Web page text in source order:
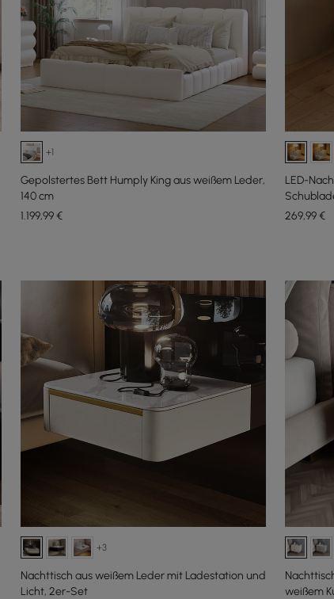
+1
Gepolstertes Bett Humply King aus weißem Leder,
140 cm
1.199,99€
LED-
269,99€
+3
Nachttisch aus weißem Leder mit Ladestation und
Licht, 2er-Set
weißem